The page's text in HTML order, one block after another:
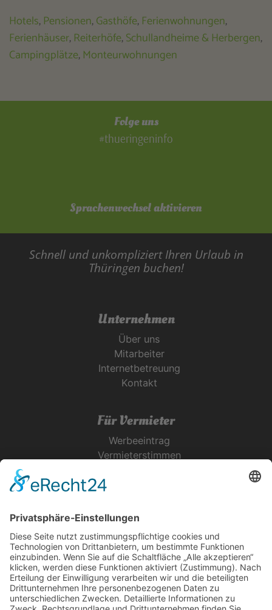
Hotels, Pensionen,Gasthöfe, Ferienwohnungen,
Ferienhäuser, Reiterhöfe,Schullandheime & Herbergen,
Campingplätze, Monteurwohnungen
Folge uns
#thueringeninfo
Sprachenwechsel aktivieren
Schnell und unkompliziert Ihren Urlaub in
Thüringen buchen!
Unternehmen
Über uns
Mitarbeiter
Internetbetreuung
Kontakt
Für Vermieter
Werbeeintrag
Vermieterstimmen
Urlaubsservice
Bücher, Karten & CD's
Ihre Anreise
Wetter